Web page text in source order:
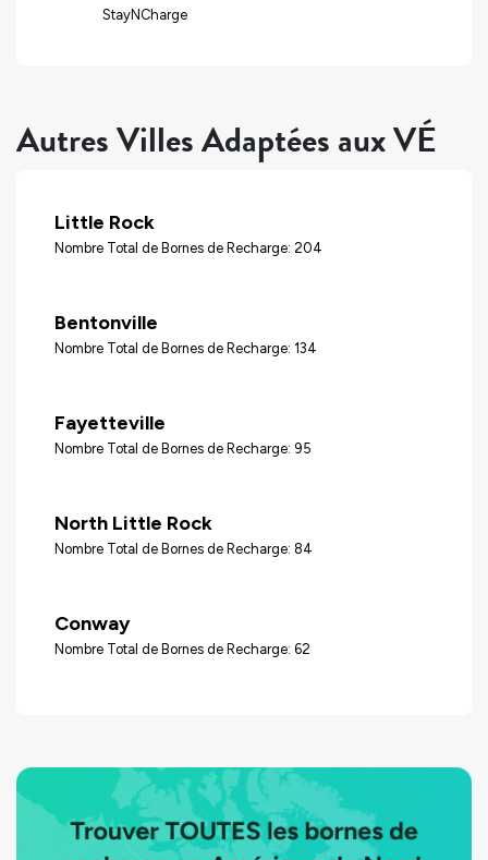
StayNCharge
Autres Villes Adaptées aux VÉ
Little Rock
Nombre Total de Bornes de Recharge: 204
Bentonville
Nombre Total de Bornes de Recharge: 134
Fayetteville
Nombre Total de Bornes de Recharge: 95
North Little Rock
Nombre Total de Bornes de Recharge: 84
Conway
Nombre Total de Bornes de Recharge: 62